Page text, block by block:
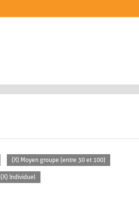
(X) Moyen groupe (entre 30 et 100)
(X) Individuel